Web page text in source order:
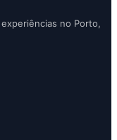
no Porto,